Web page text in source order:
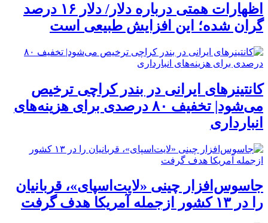
اظهارات همتی درباره دلار/ دلار ۱۶ درصد
گران شده؛ این افزایش طبیعی است
کانتینرهای ایرانی در بندر کراچی ترخیص
می‌شود| تخفیف ۸۰ درصدی برای هزینه‌های
انبارداری
جاسوس‌افزار چینی «لایت‌اسپای»، قربانیان
را در ۱۳ کشور ازجمله آمریکا هدف گرفت